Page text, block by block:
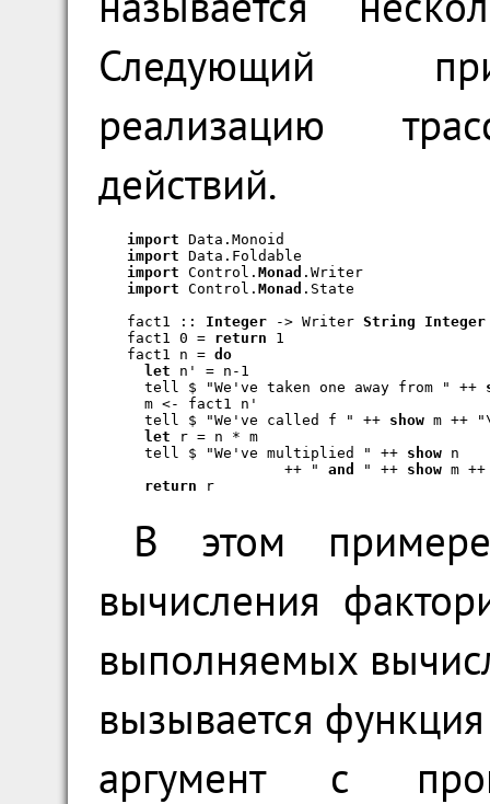
Следующий
реализацию
действий.
import
import
import Control. Monad
import Control. Monad .State
fact1 :: Integer -> Writer String
Integer
fact1 0 = return 1
fact1 n = do
let n' = n-1
  tell $ "We've taken one away from " ++
  m <- fact1 n'
  tell $ "We've called f " ++
show m ++
let r = n * m
  tell $ "We've multiplied " ++
show n
                  ++ "
and " ++ show m
return r
В этом
вычисления
выполняемых
вызывается
аргумент с